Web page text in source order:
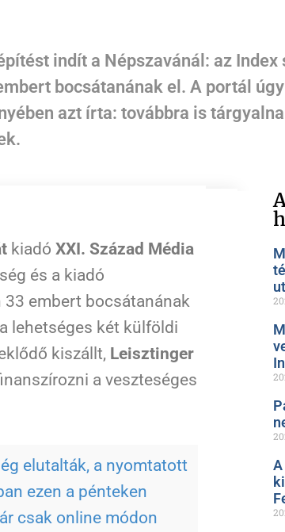
indít a Népszavánál: az
bocsátanának el. A portál
azt írta: továbbra is
kiadó XXI. Század Média
és a kiadó
embert bocsátanának
lehetséges két külföldi
kiszállt, Leisztinger
a veszteséges
elutalták, a nyomtatott
ezen a pénteken
csak online módon